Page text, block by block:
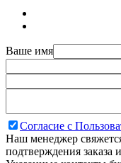
Ваше имя
Согласие с
Наш менеджер
подтверждения заказа